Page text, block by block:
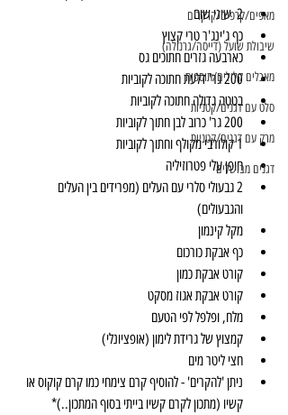
מאפים/קרפים/קרקרים
שיבולת שועל (דייסה/גרנולה)
מאכלים קלילים/תוספות
סלט עם דגנים/קטניות
מרק עם דגנים/קטניות
דגנים מבושלים
2  שיני שום
כף ג'ינג'ר טרי קצוץ
כארבעה גזרים חתוכים גס
200 גר' דלעת חתוכה לקוביות
בטטה גדולה חתוכה לקוביות
200 גר' כרוב לבן חתוך לקוביות
1 קולורבי מקולף וחתוך לקוביות
חופן עלי פטרוזיליה
2 גבעולי סלרי עם העלים (מפרידים בין העלים
והגבעולים)
מקל קינמון
כף אבקת כורכום
קורט אבקת כמון
קורט אבקת אגוז מסקט
מלח, ופלפל לפי הטעם
קמצוץ של גרידת לימון (אופציונלי)
חצי ליטר מים
ניתן 'להקרים' - להוסיף קרם צימחי כמו קרם קוקוס או
קשיו (מתכון לקרם קשיו בייתי בסוף המתכון..)*